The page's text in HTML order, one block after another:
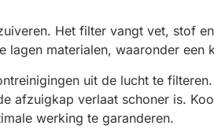
Het filter vangt vet, stof
lagen materialen, waaronder een
uit de lucht te
afzuigkap verlaat schoner is.
werking te garanderen.